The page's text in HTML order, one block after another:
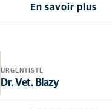
En savoir plus
URGENTISTE
Dr. Vet. Blazy